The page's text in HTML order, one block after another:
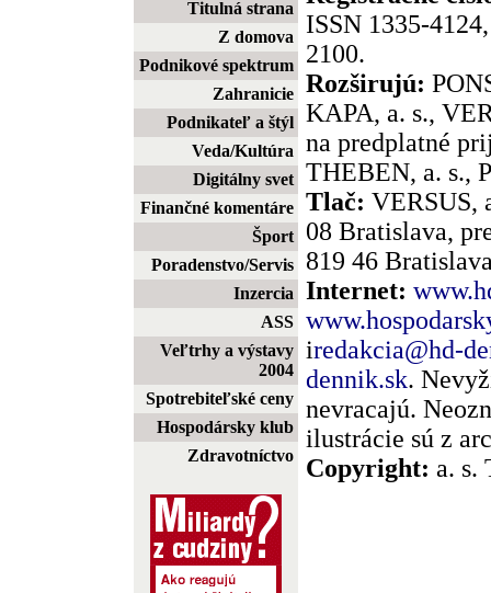
Titulná strana
Z domova
Podnikové spektrum
Zahranicie
Podnikateľ a štýl
Veda/Kultúra
Digitálny svet
Finančné komentáre
Šport
Poradenstvo/Servis
Inzercia
ASS
Veľtrhy a výstavy
2004
Spotrebiteľské ceny
Hospodársky klub
Zdravotníctvo
ISSN 1335-
2100.
Rozširujú:
KAPA, a. s.,
na predplatné
THEBEN, a. s.,
Tlač: VERSUS,
08 Bratislava,
819 46
Internet:
iredakcia@hd-
dennik.sk.
nevracajú.
ilustrácie sú z
Copyright: a. s.